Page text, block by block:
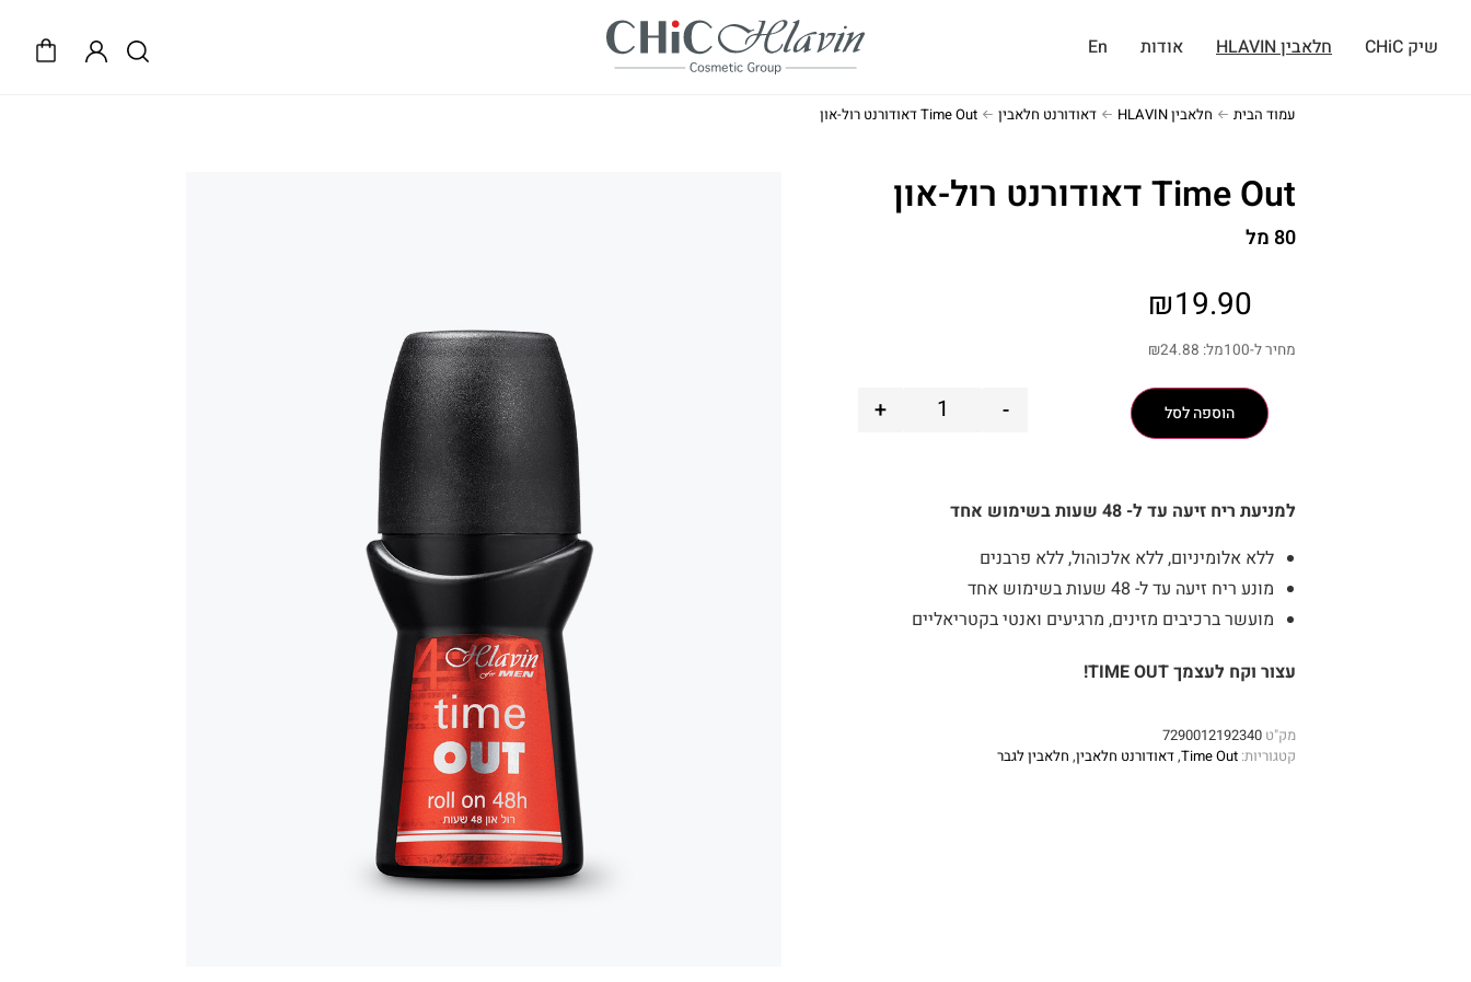
שיק CHiC חלאבין HLAVIN אודות En
עמוד הבית חלאבין HLAVIN דאודורנט חלאבין Time Out דאודורנט רול-און
Time Out דאודורנט רול-און
80 מל
₪19.90
מחיר ל-100מל: ₪24.88
-
+ הוספה לסל
למניעת ריח זיעה עד ל- 48 שעות בשימוש אחד
ללא אלומיניום, ללא אלכוהול, ללא פרבנים
מונע ריח זיעה עד ל- 48 שעות בשימוש אחד
מועשר ברכיבים מזינים, מרגיעים ואנטי בקטריאליים
עצור וקח לעצמך TIME OUT!
מק"ט 7290012192340
קטגוריות: Time Out
,דאודורנט חלאבין, חלאבין לגבר